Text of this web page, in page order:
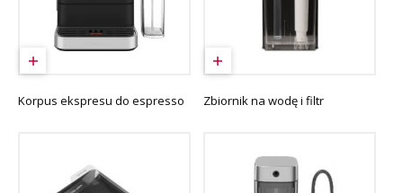
Korpus ekspresu do espresso Zbiornik na wodę i filtr